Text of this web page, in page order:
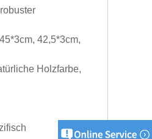
42,5*3cm,
Holzfarbe,